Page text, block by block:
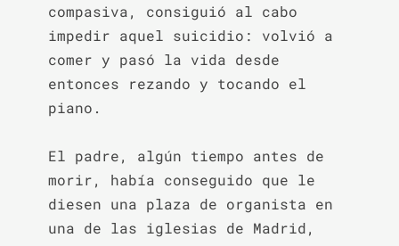
compasiva, consiguió al cabo
impedir aquel suicidio: volvió a
comer y pasó la vida desde
entonces rezando y tocando el
piano.
El padre, algún tiempo antes de
morir, había conseguido que le
diesen una plaza de organista en
una de las iglesias de Madrid,